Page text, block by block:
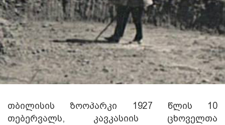
თბილისის ზოოპარკი 1927 წლის 10
თებერვალს, კავკასიის ცხოველთა